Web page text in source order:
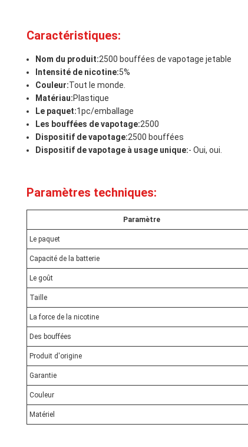
Caractéristiques:
Nom du produit:2500 bouffées de vapotage jetable
Intensité de nicotine:5%
Couleur:Tout le monde.
Matériau:Plastique
Le paquet:1pc/emballage
Les bouffées de vapotage:2500
Dispositif de vapotage:2500 bouffées
Dispositif de vapotage à usage unique:- Oui, oui.
Paramètres techniques:
Paramètre
Le paquet
Capacité de la batterie
Le goût
Taille
La force de la nicotine
Des bouffées
Produit d'origine
Garantie
Couleur
Matériel